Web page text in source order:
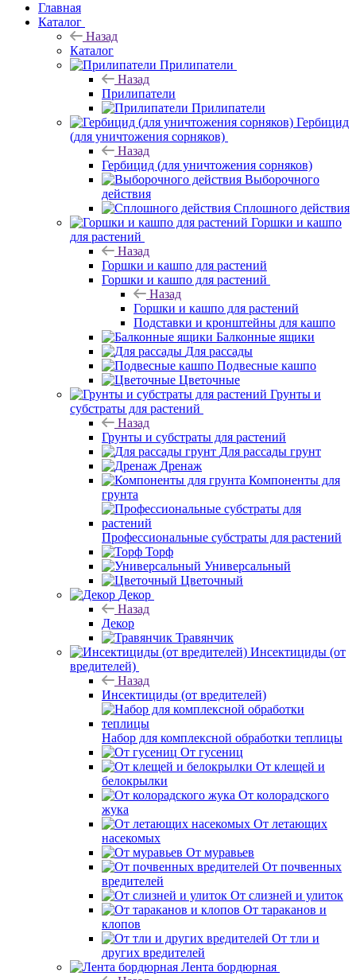
Главная
Каталог
Назад
Каталог
Прилипатели
Назад
Прилипатели
Прилипатели
Гербицид
(для уничтожения сорняков)
Назад
Гербицид (для уничтожения сорняков)
Выборочного
действия
Сплошного действия
Горшки и кашпо
для растений
Назад
Горшки и кашпо для растений
Горшки и кашпо для растений
Назад
Горшки и кашпо для растений
Подставки и кронштейны для кашпо
Балконные ящики
Для рассады
Подвесные кашпо
Цветочные
Грунты и
субстраты для растений
Назад
Грунты и субстраты для растений
Для рассады грунт
Дренаж
Компоненты для
грунта
Профессиональные субстраты для растений
Торф
Универсальный
Цветочный
Декор
Назад
Декор
Травянчик
Инсектициды (от
вредителей)
Назад
Инсектициды (от вредителей)
Набор для комплексной обработки теплицы
От гусениц
От клещей и
белокрылки
От колорадского
жука
От летающих
насекомых
От муравьев
От почвенных
вредителей
От слизней и улиток
От тараканов и
клопов
От тли и
других вредителей
Лента бордюрная